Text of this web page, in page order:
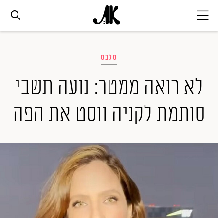
אופנה
ביוטי
סלבס
ערוצים נוספים
סלבס
לא רואה ממטר: נועה תשבי
סותמת לקניה ווסט את הפה